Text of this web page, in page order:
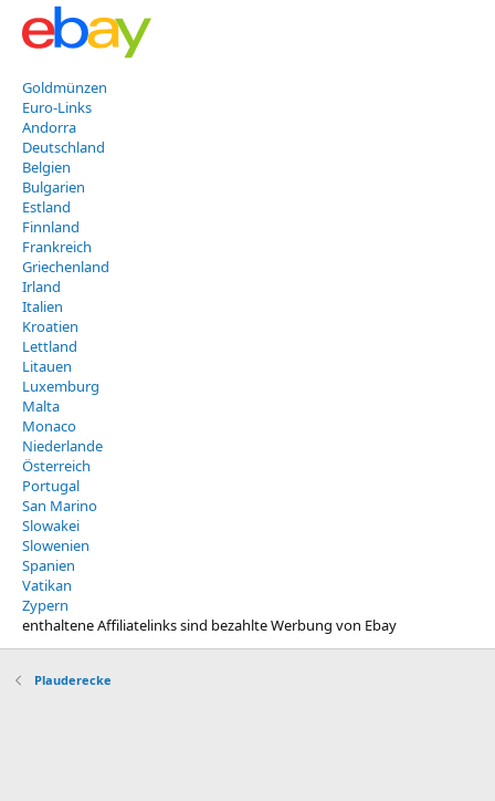
Goldmünzen
Euro-Links
Andorra
Deutschland
Belgien
Bulgarien
Estland
Finnland
Frankreich
Griechenland
Irland
Italien
Kroatien
Lettland
Litauen
Luxemburg
Malta
Monaco
Niederlande
Österreich
Portugal
San Marino
Slowakei
Slowenien
Spanien
Vatikan
Zypern
enthaltene Affiliatelinks sind bezahlte Werbung von Ebay
Plauderecke